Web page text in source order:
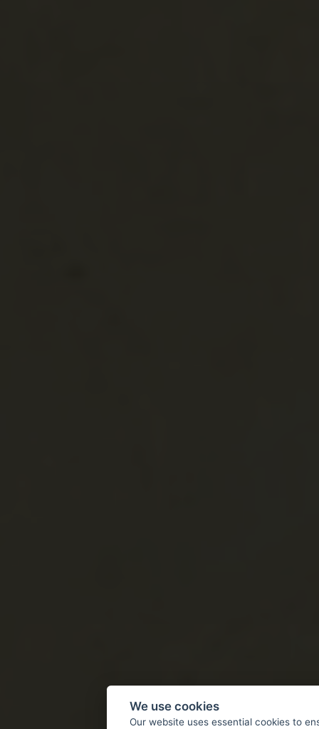
We use cookies
Our website uses essential cookies to